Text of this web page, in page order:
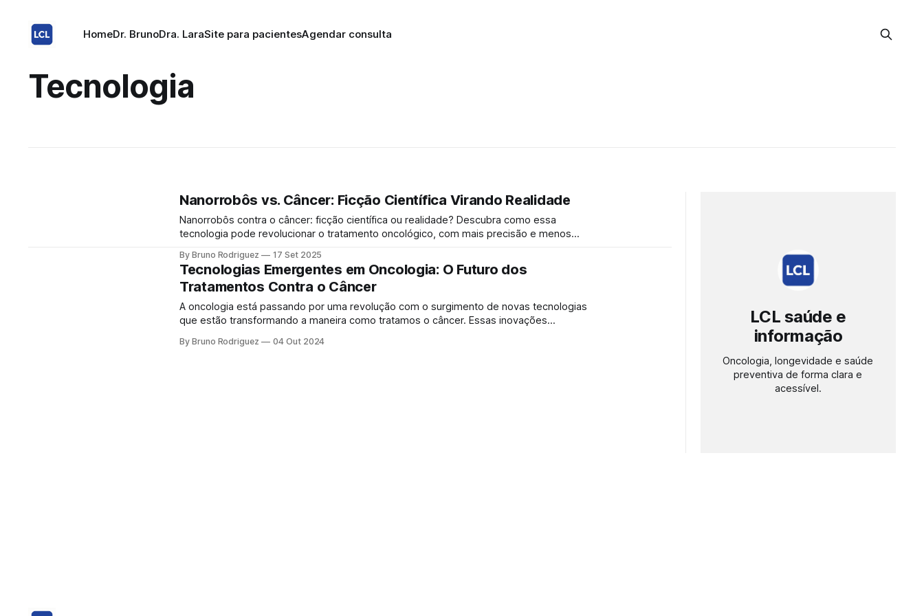
HomeDr. BrunoDra. LaraSite para pacientesAgendar consulta
Tecnologia
Nanorrobôs vs. Câncer: Ficção Científica Virando Realidade
Nanorrobôs contra o câncer: ficção científica ou realidade? Descubra como essa
tecnologia pode revolucionar o tratamento oncológico, com mais precisão e menos
navegando dentro do corpo humano para localizar e destruir células doentes. Mas o
que antes era
By Bruno Rodriguez 17 Set 2025
Tecnologias Emergentes em Oncologia: O Futuro dos
Tratamentos Contra o Câncer
A oncologia está passando por uma revolução com o surgimento de novas tecnologias
que estão transformando a maneira como tratamos o câncer. Essas inovações
abrindo caminho para um futuro mais promissor na luta contra a doença. Imunoterapia:
By Bruno Rodriguez 04 Out 2024
LCL saúde e
informação
Oncologia, longevidade e saúde
preventiva de forma clara e
acessível.